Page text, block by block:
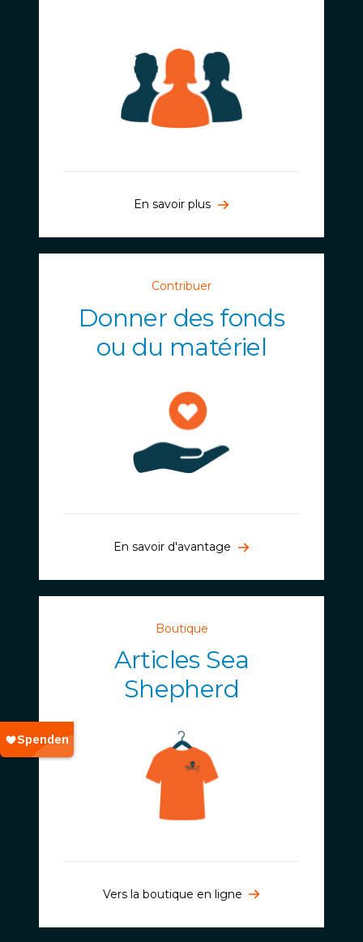
En savoir plus
Contribuer
Donner des fonds
ou du matériel
En savoir d'avantage
Boutique
Articles Sea
Shepherd
Vers la boutique en ligne